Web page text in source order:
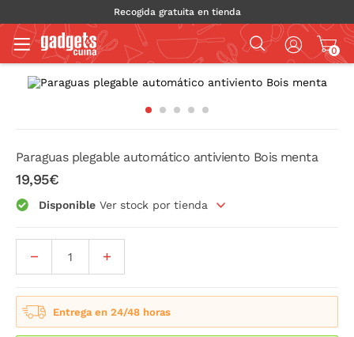
Recogida gratuita en tienda
0
Paraguas plegable automático antiviento Bois menta
19,95€
Disponible Ver stock por tienda
Entrega en 24/48 horas